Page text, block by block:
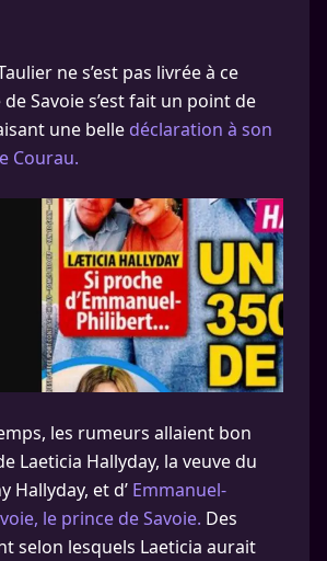
ne s’est pas livrée à ce
Savoie s’est fait un point de
une belle déclaration à son
Courau.
les rumeurs allaient bon
Laeticia Hallyday, la veuve du
Hallyday, et d’ Emmanuel-
le prince de Savoie. Des
selon lesquels Laeticia aurait